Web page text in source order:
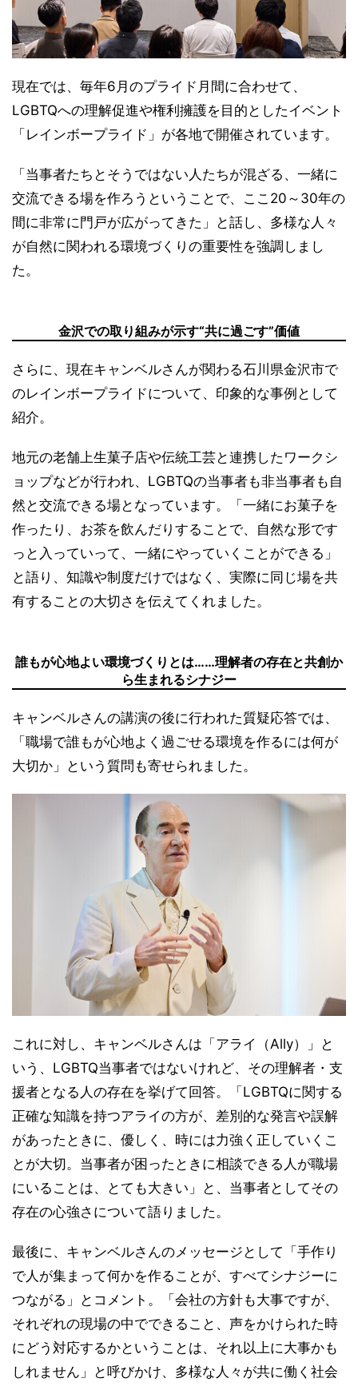
現在では、毎年6月のプライド月間に合わせて、
LGBTQへの理解促進や権利擁護を目的としたイベント
「レインボープライド」が各地で開催されています。
「当事者たちとそうではない人たちが混ざる、一緒に
交流できる場を作ろうということで、ここ20～30年の
間に非常に門戸が広がってきた」と話し、多様な人々
が自然に関われる環境づくりの重要性を強調しまし
た。
金沢での取り組みが示す“共に過ごす”価値
さらに、現在キャンベルさんが関わる石川県金沢市で
のレインボープライドについて、印象的な事例として
紹介。
地元の老舗上生菓子店や伝統工芸と連携したワークシ
ョップなどが行われ、LGBTQの当事者も非当事者も自
然と交流できる場となっています。「一緒にお菓子を
作ったり、お茶を飲んだりすることで、自然な形です
っと入っていって、一緒にやっていくことができる」
と語り、知識や制度だけではなく、実際に同じ場を共
有することの大切さを伝えてくれました。
誰もが心地よい環境づくりとは……理解者の存在と共創か
ら生まれるシナジー
キャンベルさんの講演の後に行われた質疑応答では、
「職場で誰もが心地よく過ごせる環境を作るには何が
大切か」という質問も寄せられました。
これに対し、キャンベルさんは「アライ（Ally）」と
いう、LGBTQ当事者ではないけれど、その理解者・支
援者となる人の存在を挙げて回答。「LGBTQに関する
正確な知識を持つアライの方が、差別的な発言や誤解
があったときに、優しく、時には力強く正していくこ
とが大切。当事者が困ったときに相談できる人が職場
にいることは、とても大きい」と、当事者としてその
存在の心強さについて語りました。
最後に、キャンベルさんのメッセージとして「手作り
で人が集まって何かを作ることが、すべてシナジーに
つながる」とコメント。「会社の方針も大事ですが、
それぞれの現場の中でできること、声をかけられた時
にどう対応するかということは、それ以上に大事かも
しれません」と呼びかけ、多様な人々が共に働く社会